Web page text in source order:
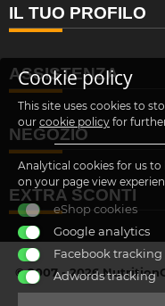
IL TUO PROFILO
ASSISTENZA
NEGOZIO
EXTRA SCONTI
© 2007 - 2026
Cookie policy
This site uses cookies to
our cookie policy for
Analytical cookies for us
on your page view
eShop cookies
Google analytics
Facebook tracking
Adwords tracking